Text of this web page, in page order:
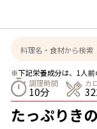
商品情報
ブランド一覧
レシピ
かつお節・だしを
※下記栄養成分は、1人前
調理時間
10分
カ
たっぷりき